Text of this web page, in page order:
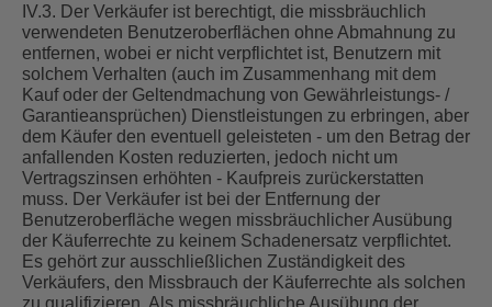
IV.3. Der Verkäufer ist berechtigt, die missbräuchlich
verwendeten Benutzeroberflächen ohne Abmahnung zu
entfernen, wobei er nicht verpflichtet ist, Benutzern mit
solchem Verhalten (auch im Zusammenhang mit dem
Kauf oder der Geltendmachung von Gewährleistungs- /
Garantieansprüchen) Dienstleistungen zu erbringen, aber
dem Käufer den eventuell geleisteten - um den Betrag der
anfallenden Kosten reduzierten, jedoch nicht um
Vertragszinsen erhöhten - Kaufpreis zurückerstatten
muss. Der Verkäufer ist bei der Entfernung der
Benutzeroberfläche wegen missbräuchlicher Ausübung
der Käuferrechte zu keinem Schadenersatz verpflichtet.
Es gehört zur ausschließlichen Zuständigkeit des
Verkäufers, den Missbrauch der Käuferrechte als solchen
zu qualifizieren. Als missbräuchliche Ausübung der